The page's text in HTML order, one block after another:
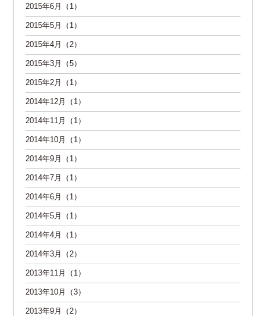
2015年6月（1）
2015年5月（1）
2015年4月（2）
2015年3月（5）
2015年2月（1）
2014年12月（1）
2014年11月（1）
2014年10月（1）
2014年9月（1）
2014年7月（1）
2014年6月（1）
2014年5月（1）
2014年4月（1）
2014年3月（2）
2013年11月（1）
2013年10月（3）
2013年9月（2）